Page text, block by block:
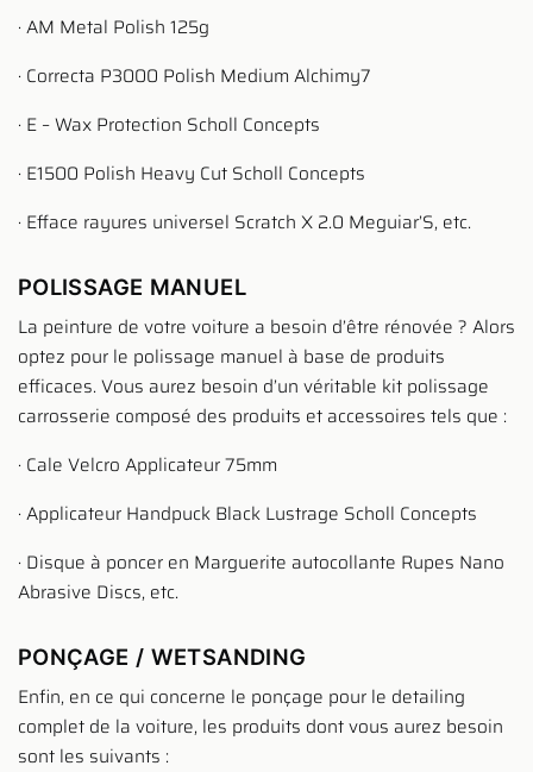
· AM Metal Polish 125g
· Correcta P3000 Polish Medium Alchimy7
· E – Wax Protection Scholl Concepts
· E1500 Polish Heavy Cut Scholl Concepts
· Efface rayures universel Scratch X 2.0 Meguiar’S, etc.
POLISSAGE MANUEL
La peinture de votre voiture a besoin d’être rénovée ? Alors
optez pour le polissage manuel à base de produits
efficaces. Vous aurez besoin d’un véritable kit polissage
carrosserie composé des produits et accessoires tels que :
· Cale Velcro Applicateur 75mm
· Applicateur Handpuck Black Lustrage Scholl Concepts
· Disque à poncer en Marguerite autocollante Rupes Nano
Abrasive Discs, etc.
PONÇAGE / WETSANDING
Enfin, en ce qui concerne le ponçage pour le detailing
complet de la voiture, les produits dont vous aurez besoin
sont les suivants :